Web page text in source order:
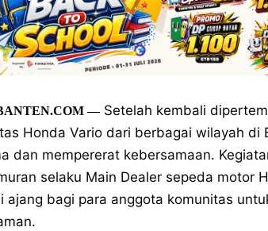
—Setelah kembali
Honda Vario dari berbagai wilayah
dan mempererat kebersamaan.
selaku Main Dealer sepeda motor
ajang bagi para anggota komunitas